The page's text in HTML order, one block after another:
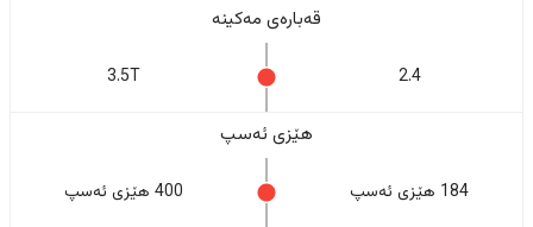
قەبارەی مەکینە
2.4
3.5T
هێزی ئەسپ
184 هێزی ئەسپ 400 هێزی ئەسپ